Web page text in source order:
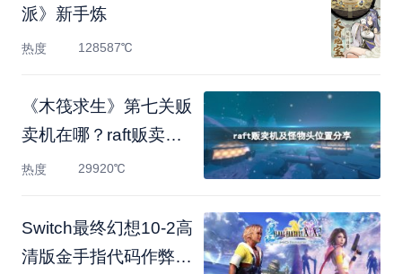
派》新手炼
热度 128587℃
《木筏求生》第七关贩
卖机在哪？raft贩卖机
及怪
热度 29920℃
Switch最终幻想10-2高
清版金手指代码作弊码